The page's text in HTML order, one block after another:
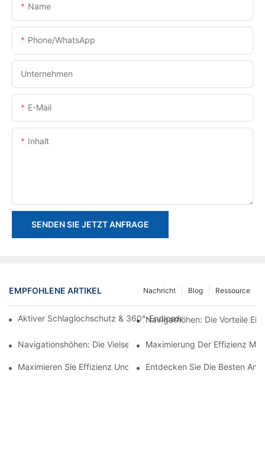
Name
Phone/whatsApp
Unternehmen
E-Mail
Inhalt
SENDEN SIE JETZT ANFRAGE
EMPFOHLENE ARTIKEL Ressource
Blog
Nachricht
Aktiver Schlaglochschutz & 360°-Endlosdrehung: HYNEELIFT
Navigathöhen: Die Vorteile
Navigationshöhen: Die Vielseitigkeit Des Drückens Um
Maximierung Der Effizienz Mit
Maximieren Sie Effizienz Und Sicherheit Mit Fahrbaren Ein-
Entdecken Sie Die Besten